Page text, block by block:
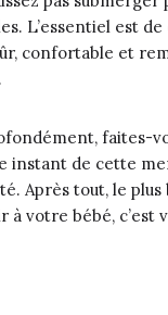
L’essentiel est
confortable et
faites-
instant de cette
Après tout, le plus
à votre bébé, c’est